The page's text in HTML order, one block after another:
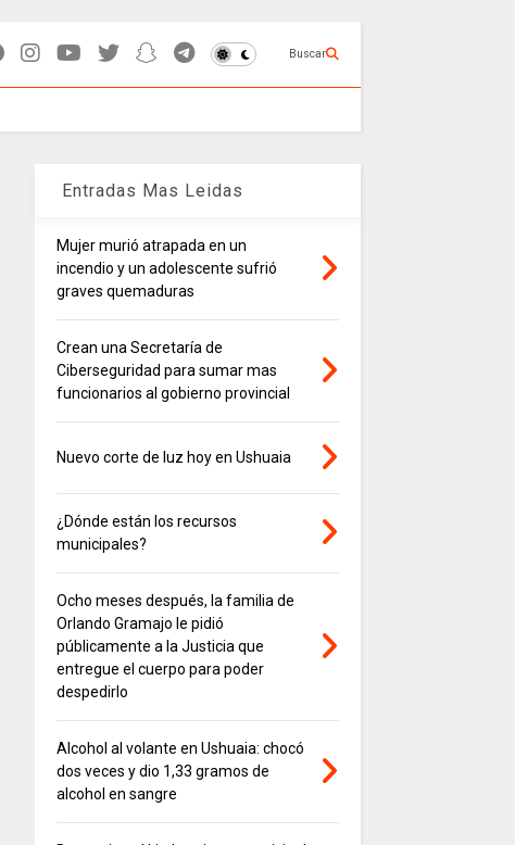
Buscar
Entradas Mas Leidas
Mujer murió atrapada en un
incendio y un adolescente sufrió
graves quemaduras
Crean una Secretaría de
Ciberseguridad para sumar mas
funcionarios al gobierno provincial
Nuevo corte de luz hoy en Ushuaia
¿Dónde están los recursos
municipales?
Ocho meses después, la familia de
Orlando Gramajo le pidió
públicamente a la Justicia que
entregue el cuerpo para poder
despedirlo
Alcohol al volante en Ushuaia: chocó
dos veces y dio 1,33 gramos de
alcohol en sangre